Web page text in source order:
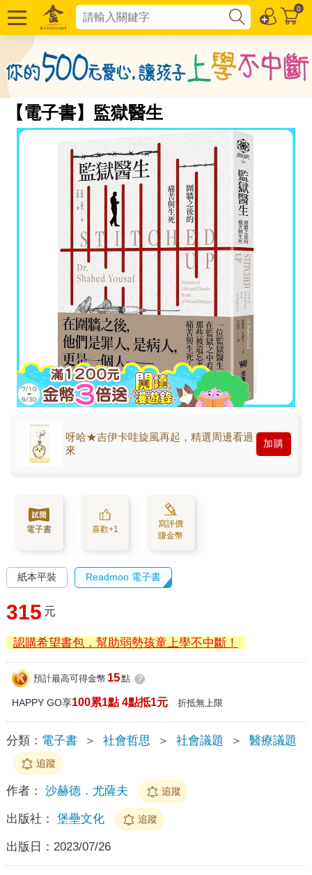
0
【電子書】監獄醫生
呀哈★吉伊卡哇旋風再起，精選周邊看過
來
加購
電子書 喜歡+1
寫評價
賺金幣
紙本平裝 Readmoo 電子書
315 元
認購希望書包，幫助弱勢孩童上學不中斷！
預計最高可得金幣 15點 ?
HAPPY GO享100累1點 4點抵1元 折抵無上限
分類： 電子書 ＞ 社會哲思 ＞ 社會議題 ＞ 醫療議題
追蹤
作者： 沙赫德．尤薩夫 追蹤
出版社： 堡壘文化 追蹤
出版日： 2023/07/26